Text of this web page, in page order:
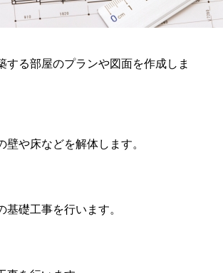
する部屋のプランや図面を作成しま
壁や床などを解体します。
基礎工事を行います。